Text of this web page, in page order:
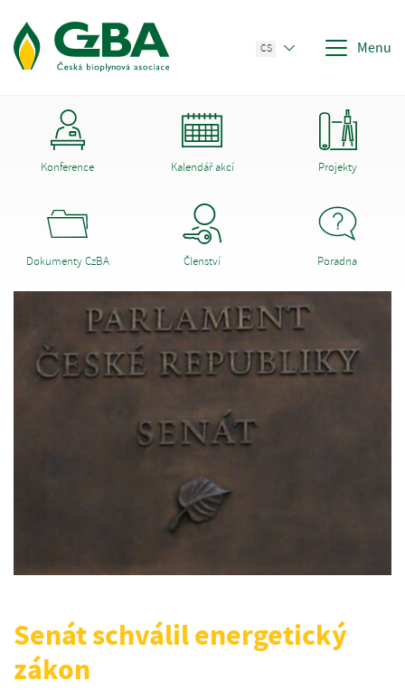
CS Menu
Konference Kalendář akcí Projekty
Dokumenty CzBA Členství Poradna
Senát schválil energetický
zákon